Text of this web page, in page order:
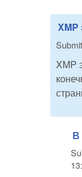
XMP
XMP
В